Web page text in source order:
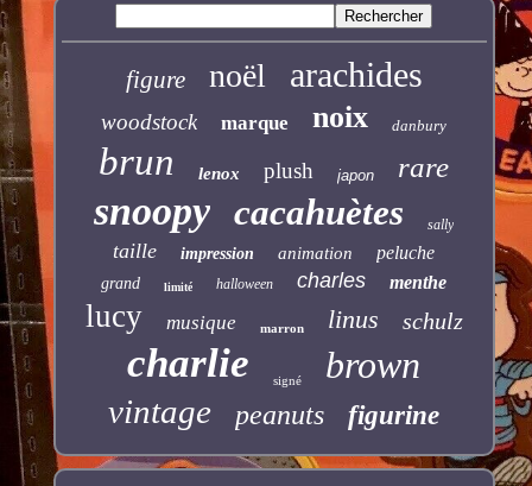
figure noël arachides
woodstock marque noix danbury
brun lenox plush japon rare
snoopy cacahuètes sally
taille impression animation peluche
grand limité halloween charles menthe
lucy musique marron linus schulz
charlie signé brown
vintage peanuts figurine